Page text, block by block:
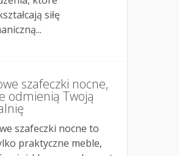
siłę
szafeczki nocne,
odmienią Twoją
szafeczki nocne to
praktyczne meble,